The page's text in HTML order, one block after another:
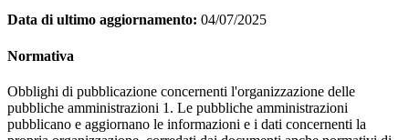
Data di ultimo aggiornamento: 04/07/2025
Normativa
Obblighi di pubblicazione concernenti l'organizzazione delle
pubbliche amministrazioni 1. Le pubbliche amministrazioni
pubblicano e aggiornano le informazioni e i dati concernenti la